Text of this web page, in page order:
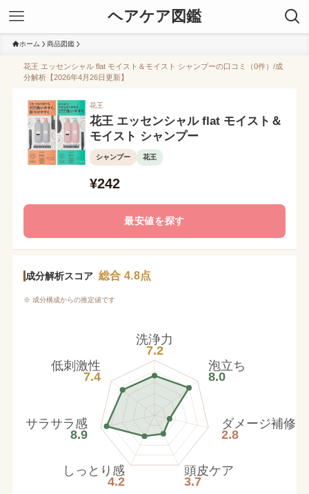
ヘアケア図鑑
ホーム 商品図鑑
花王 エッセンシャル flat モイスト＆モイスト シャンプーの口コミ（0件）/成
分解析【2026年4月26日更新】
花王
花王 エッセンシャル flat モイスト＆
モイスト シャンプー
シャンプー 花王
¥242
最安値を探す
成分解析スコア 総合 4.8点
※ 成分構成からの推定値です
洗浄力
7.2
泡立ち
8.0
ダメージ補修
2.8
頭皮ケア
3.7
しっとり感
4.2
サラサラ感
8.9
低刺激性
7.4